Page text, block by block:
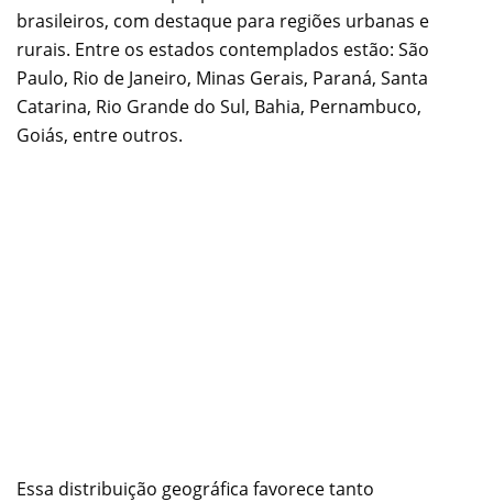
brasileiros, com destaque para regiões urbanas e
rurais. Entre os estados contemplados estão: São
Paulo, Rio de Janeiro, Minas Gerais, Paraná, Santa
Catarina, Rio Grande do Sul, Bahia, Pernambuco,
Goiás, entre outros.
Essa distribuição geográfica favorece tanto